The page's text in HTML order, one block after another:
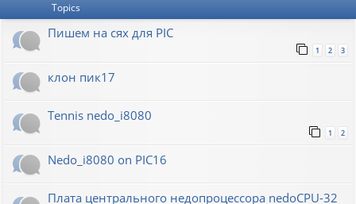
Topics
Пишем на сях для PIC
1 2 3
клон пик17
Tennis nedo_i8080
1 2
Nedo_i8080 on PIC16
Плата центрального недопроцессора nedoCPU-32